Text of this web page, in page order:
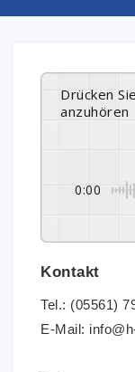
Drücken Sie „Play“, um diesen Inhalt
anzuhören
0:00
Kontakt
Tel.: (05561)
E-Mail: